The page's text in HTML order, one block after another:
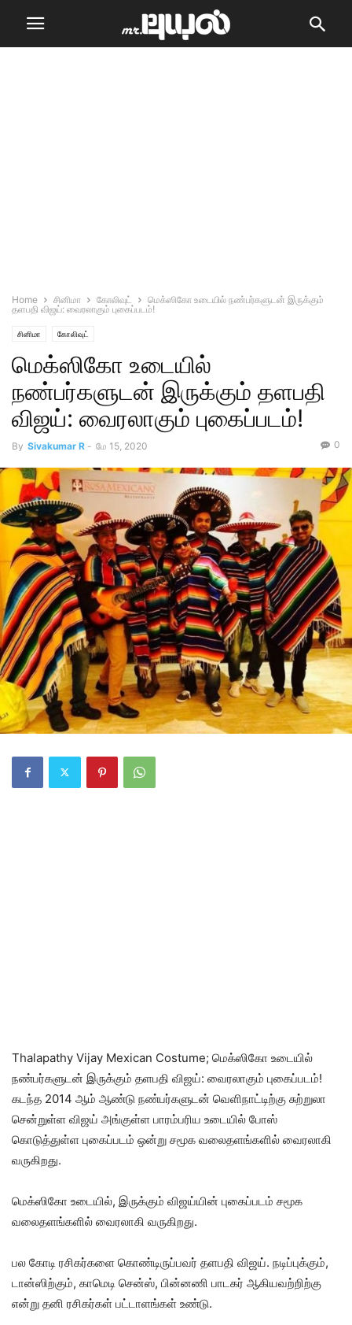
Home சினிமா கோலிவுட்
மெக்‌ஸிகோ உடையில் நண்பர்களுடன் இருக்கும்
தளபதி விஜய்: வைரலாகும் புகைப்படம்!
சினிமா கோலிவுட்
மெக்‌ஸிகோ உடையில்
நண்பர்களுடன் இருக்கும் தளபதி
விஜய்: வைரலாகும் புகைப்படம்!
By Sivakumar R - மே 15, 2020 0
Thalapathy Vijay Mexican Costume; மெக்‌ஸிகோ உடையில்
நண்பர்களுடன் இருக்கும் தளபதி விஜய்: வைரலாகும் புகைப்படம்!
கடந்த 2014 ஆம் ஆண்டு நண்பர்களுடன் வெளிநாட்டிற்கு சுற்றுலா
சென்றுள்ள விஜய் அங்குள்ள பாரம்பரிய உடையில் போஸ்
கொடுத்துள்ள புகைப்படம் ஒன்று சமூக வலைதளங்களில் வைரலாகி
வருகிறது.
மெக்ஸிகோ உடையில், இருக்கும் விஜய்யின் புகைப்படம் சமூக
வலைதளங்களில் வைரலாகி வருகிறது.
பல கோடி ரசிகர்களை கொண்டிருப்பவர் தளபதி விஜய். நடிப்புக்கும்,
டான்ஸிற்கும், காமெடி சென்ஸ், பின்னணி பாடகர் ஆகியவற்றிற்கு
என்று தனி ரசிகர்கள் பட்டாளங்கள் உண்டு.